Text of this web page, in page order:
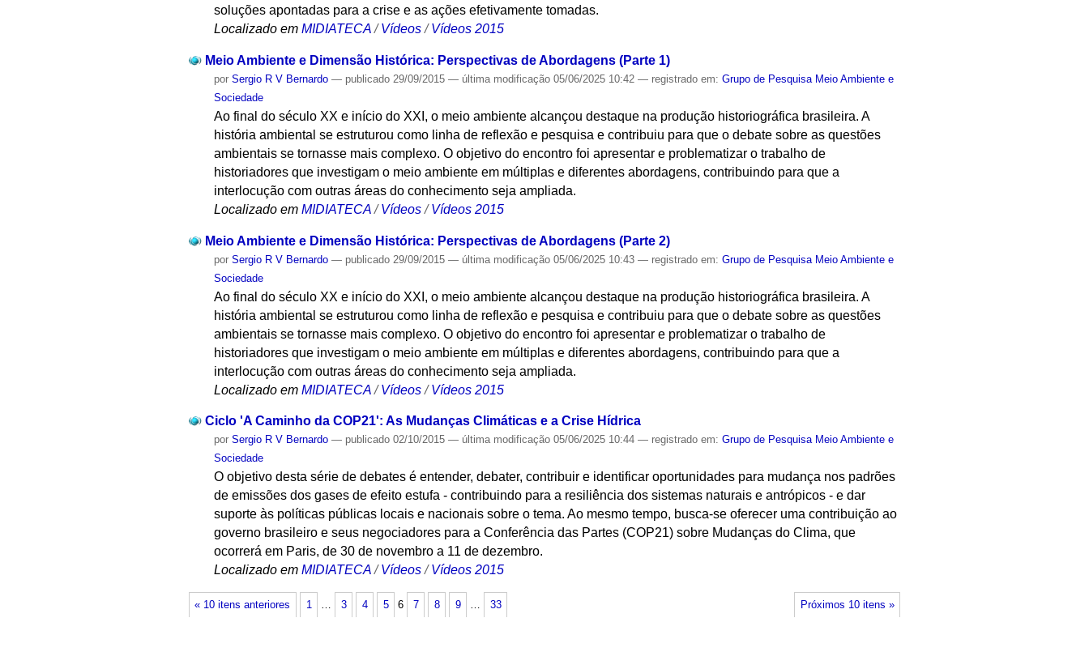
soluções apontadas para a crise e as ações efetivamente tomadas.
Localizado em MIDIATECA /Vídeos /Vídeos 2015
Meio Ambiente e Dimensão Histórica: Perspectivas de Abordagens (Parte 1)
porSergio R V Bernardo — publicado 29/09/2015— última modificação 05/06/2025 10:42— registrado em:Grupo de Pesquisa Meio Ambiente e
Sociedade
Ao final do século XX e início do XXI, o meio ambiente alcançou destaque na produção historiográfica brasileira. A
história ambiental se estruturou como linha de reflexão e pesquisa e contribuiu para que o debate sobre as questões
ambientais se tornasse mais complexo. O objetivo do encontro foi apresentar e problematizar o trabalho de
historiadores que investigam o meio ambiente em múltiplas e diferentes abordagens, contribuindo para que a
interlocução com outras áreas do conhecimento seja ampliada.
Localizado em MIDIATECA /Vídeos /Vídeos 2015
Meio Ambiente e Dimensão Histórica: Perspectivas de Abordagens (Parte 2)
porSergio R V Bernardo — publicado 29/09/2015— última modificação 05/06/2025 10:43— registrado em:Grupo de Pesquisa Meio Ambiente e
Sociedade
Ao final do século XX e início do XXI, o meio ambiente alcançou destaque na produção historiográfica brasileira. A
história ambiental se estruturou como linha de reflexão e pesquisa e contribuiu para que o debate sobre as questões
ambientais se tornasse mais complexo. O objetivo do encontro foi apresentar e problematizar o trabalho de
historiadores que investigam o meio ambiente em múltiplas e diferentes abordagens, contribuindo para que a
interlocução com outras áreas do conhecimento seja ampliada.
Localizado em MIDIATECA /Vídeos /Vídeos 2015
Ciclo 'A Caminho da COP21': As Mudanças Climáticas e a Crise Hídrica
porSergio R V Bernardo — publicado 02/10/2015— última modificação 05/06/2025 10:44— registrado em:Grupo de Pesquisa Meio Ambiente e
Sociedade
O objetivo desta série de debates é entender, debater, contribuir e identificar oportunidades para mudança nos padrões
de emissões dos gases de efeito estufa - contribuindo para a resiliência dos sistemas naturais e antrópicos - e dar
suporte às políticas públicas locais e nacionais sobre o tema. Ao mesmo tempo, busca-se oferecer uma contribuição ao
governo brasileiro e seus negociadores para a Conferência das Partes (COP21) sobre Mudanças do Clima, que
ocorrerá em Paris, de 30 de novembro a 11 de dezembro.
Localizado em MIDIATECA /Vídeos /Vídeos 2015
« 10 itens anteriores Próximos 10 itens »
1 3 4 5 6 7 8 9 33